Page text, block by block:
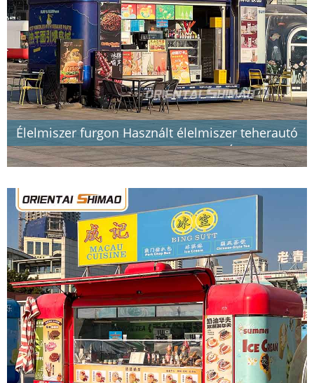
Élelmiszer furgon Használt élelmiszer teherautó
Eladó Mobil Konyhai Vendéglátás Élelmiszer
utánfutó Élelmiszer teherautó